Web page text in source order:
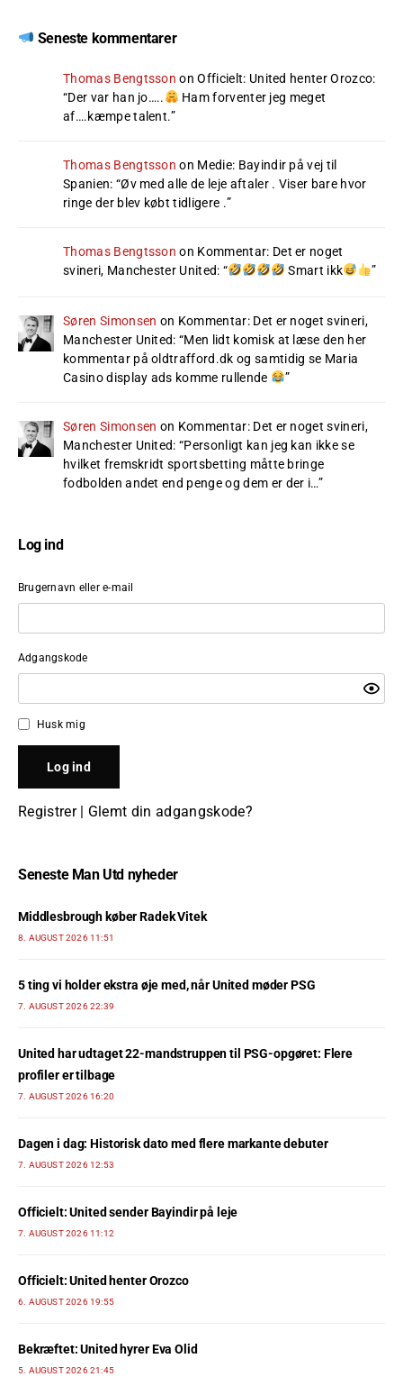
Seneste kommentarer
Thomas Bengtsson onOfficielt: United henter Orozco:
“Der var han jo…..
Ham forventer jeg meget
af….kæmpe talent.”
Thomas Bengtsson on Medie: Bayindir på vej til
Spanien: “Øv med alle de leje aftaler . Viser bare hvor
ringe der blev købt tidligere .”
Thomas Bengtsson on Kommentar: Det er noget
svineri, Manchester United: “ Smart ikk ”
Søren Simonsen on Kommentar: Det er noget svineri,
Manchester United: “Men lidt komisk at læse den her
kommentar på oldtrafford.dk og samtidig se Maria
Casino display ads komme rullende
”
Søren Simonsen on Kommentar: Det er noget svineri,
Manchester United: “Personligt kan jeg kan ikke se
hvilket fremskridt sportsbetting måtte bringe
fodbolden andet end penge og dem er der i…”
Log ind
Brugernavn eller e-mail
Adgangskode
Husk mig
Registrer| Glemt din adgangskode?
Seneste Man Utd nyheder
Middlesbrough køber Radek Vitek
8. AUGUST 2026 11:51
5 ting vi holder ekstra øje med, når United møder PSG
7. AUGUST 2026 22:39
United har udtaget 22-mandstruppen til PSG-opgøret: Flere
profiler er tilbage
7. AUGUST 2026 16:20
Dagen i dag: Historisk dato med flere markante debuter
7. AUGUST 2026 12:53
Officielt: United sender Bayindir på leje
7. AUGUST 2026 11:12
Officielt: United henter Orozco
6. AUGUST 2026 19:55
Bekræftet: United hyrer Eva Olid
5. AUGUST 2026 21:45